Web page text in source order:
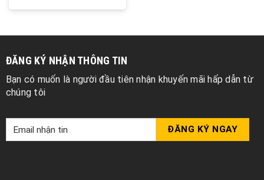
ĐĂNG KÝ NHẬN THÔNG TIN
Bạn có muốn là người đầu tiên nhận khuyến mãi hấp dẫn từ
chúng tôi